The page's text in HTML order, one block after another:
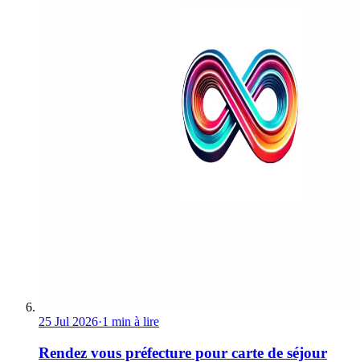
25 Jul 2026·1 min à lire
Rendez vous préfecture pour carte de séjour